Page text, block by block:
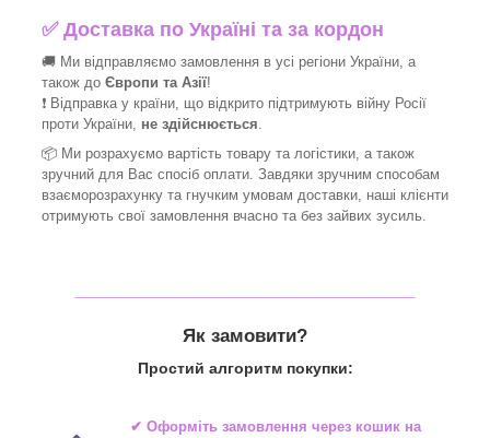
✅Доставка по Україні та за кордон
🚚 Ми відправляємо замовлення в усі регіони України, а
також до Європи та Азії!
❗ Відправка у країни, що відкрито підтримують війну Росії
проти України, не здійснюється
📦 Ми розрахуємо вартість товару та логістики, а також
зручний для Вас спосіб оплати. Завдяки зручним способам
взаєморозрахунку та гнучким умовам доставки, наші клієнти
отримують свої замовлення вчасно та без зайвих зусиль.
Як замовити?
Простий алгоритм покупки:
✔ Оформіть замовлення через кошик на